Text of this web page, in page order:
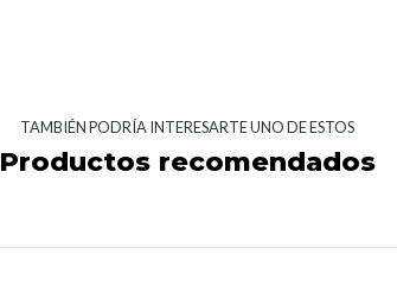
TAMBIÉN PODRÍA INTERESARTE UNO DE ESTOS
Productos recomendados